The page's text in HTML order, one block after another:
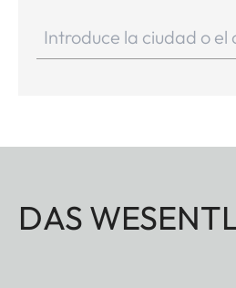
DAS